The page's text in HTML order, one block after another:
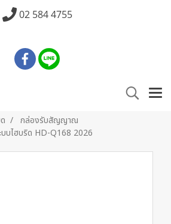
02 584 4755
กล่องรับสัญญาณ
บบไฮบริด HD-Q168 2026